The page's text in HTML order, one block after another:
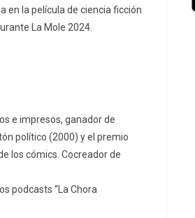
en la película de ciencia ficción
La Mole 2024.
e impresos, ganador de
político (2000) y el premio
los cómics. Cocreador de
podcasts “La Chora